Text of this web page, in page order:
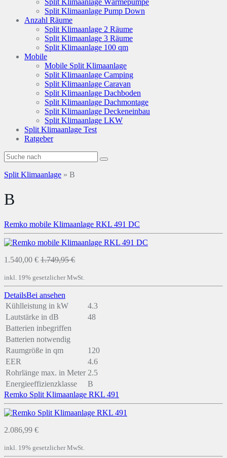
Split Klimaanlage Wärmepumpe
Split Klimaanlage Pump Down
Anzahl Räume
Split Klimaanlage 2 Räume
Split Klimaanlage 3 Räume
Split Klimaanlage 100 qm
Mobile
Mobile Split Klimaanlage
Split Klimaanlage Camping
Split Klimaanlage Caravan
Split Klimaanlage Dachboden
Split Klimaanlage Dachmontage
Split Klimaanlage Deckeneinbau
Split Klimaanlage LKW
Split Klimaanlage Test
Ratgeber
Split Klimaanlage » B
B
Remko mobile Klimaanlage RKL 491 DC
1.540,00 € 1.749,95 €
inkl. 19% gesetzlicher MwSt.
DetailsBei ansehen
Kühlleistung in kW
4.3
Lautstärke in dB
48
Batterien inbegriffen
Batterien notwendig
Raumgröße in qm
120
EER
4.6
Rohrlänge max. in Meter 2.5
Energieeffizienzklasse
B
Remko Split Klimaanlage RKL 491
2.086,99 €
inkl. 19% gesetzlicher MwSt.